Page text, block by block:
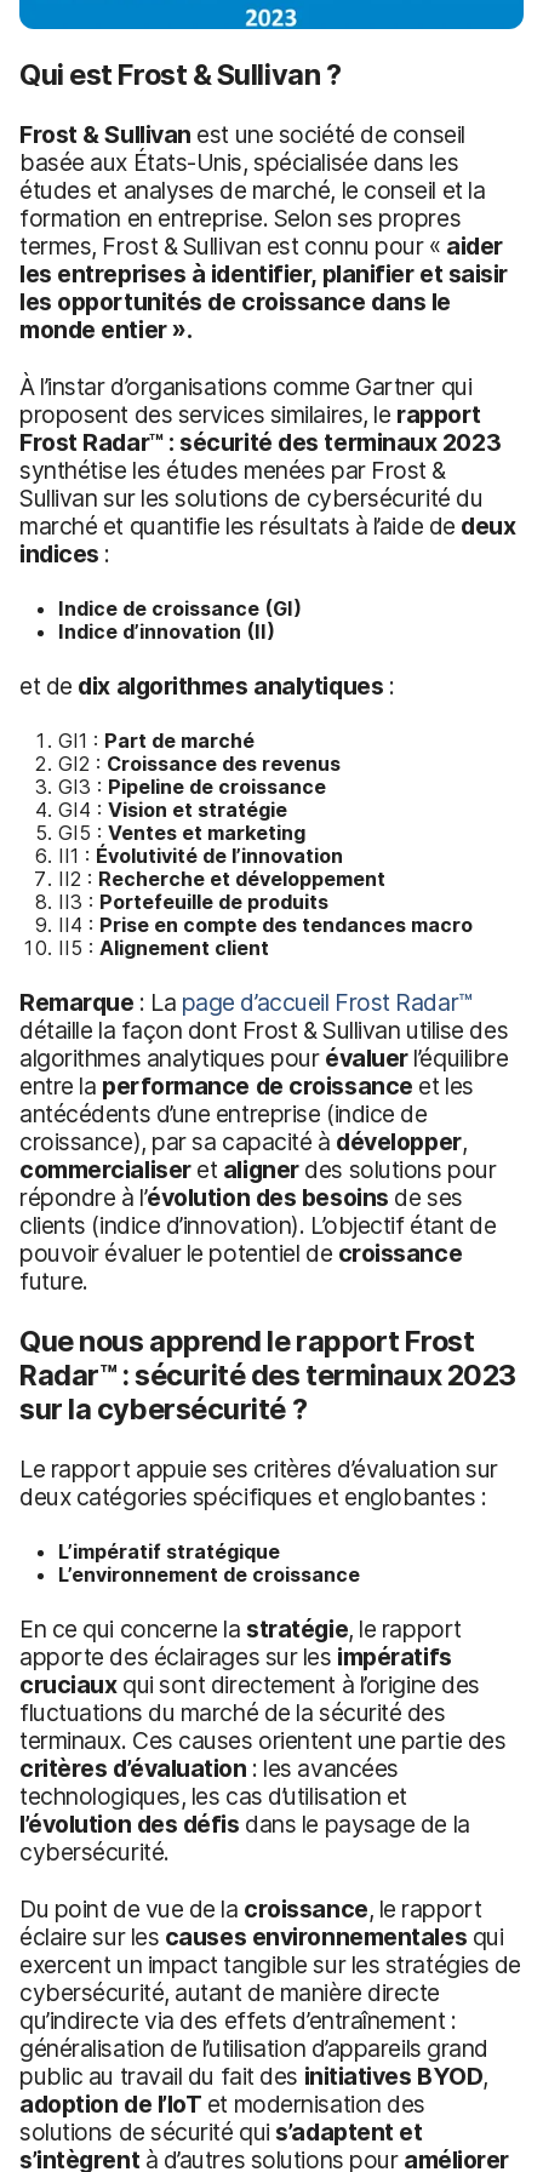
Qui est Frost & Sullivan ?
Frost & Sullivan est une société de conseil
basée aux États-Unis, spécialisée dans les
études et analyses de marché, le conseil et la
formation en entreprise. Selon ses propres
termes, Frost & Sullivan est connu pour « aider
les entreprises à identifier, planifier et saisir
les opportunités de croissance dans le
monde entier ».
À l’instar d’organisations comme Gartner qui
proposent des services similaires, le rapport
Frost Radar™ : sécurité des terminaux 2023
synthétise les études menées par Frost &
Sullivan sur les solutions de cybersécurité du
marché et quantifie les résultats à l’aide de deux
indices :
Indice de croissance (GI)
Indice d’innovation (II)
et de dix algorithmes analytiques :
GI1 : Part de marché
GI2 : Croissance des revenus
GI3 : Pipeline de croissance
GI4 : Vision et stratégie
GI5 : Ventes et marketing
II1 : Évolutivité de l’innovation
II2 : Recherche et développement
II3 : Portefeuille de produits
II4 : Prise en compte des tendances macro
II5 : Alignement client
Remarque : La page d’accueil Frost Radar™
détaille la façon dont Frost & Sullivan utilise des
algorithmes analytiques pour évaluerl’équilibre
entre la performance de croissance et les
antécédents d’une entreprise (indice de
croissance), par sa capacité à développer,
commercialiseret alignerdes solutions pour
répondre à l’évolution des besoins de ses
clients (indice d’innovation). L’objectif étant de
pouvoir évaluer le potentiel de croissance
future.
Que nous apprend le rapport Frost
Radar™ : sécurité des terminaux 2023
sur la cybersécurité ?
Le rapport appuie ses critères d’évaluation sur
deux catégories spécifiques et englobantes :
L’impératif stratégique
L’environnement de croissance
En ce qui concerne la stratégie, le rapport
apporte des éclairages sur les impératifs
cruciauxqui sont directement à l’origine des
fluctuations du marché de la sécurité des
terminaux. Ces causes orientent une partie des
critères d’évaluation : les avancées
technologiques, les cas d’utilisation et
l’évolution des défis dans le paysage de la
cybersécurité.
Du point de vue de la croissance, le rapport
éclaire sur les causes environnementales qui
exercent un impact tangible sur les stratégies de
cybersécurité, autant de manière directe
qu’indirecte via des effets d’entraînement :
généralisation de l’utilisation d’appareils grand
public au travail du fait des initiatives BYOD,
adoption de l’IoT et modernisation des
solutions de sécurité qui s’adaptent et
s’intègrent à d’autres solutions pour améliorer